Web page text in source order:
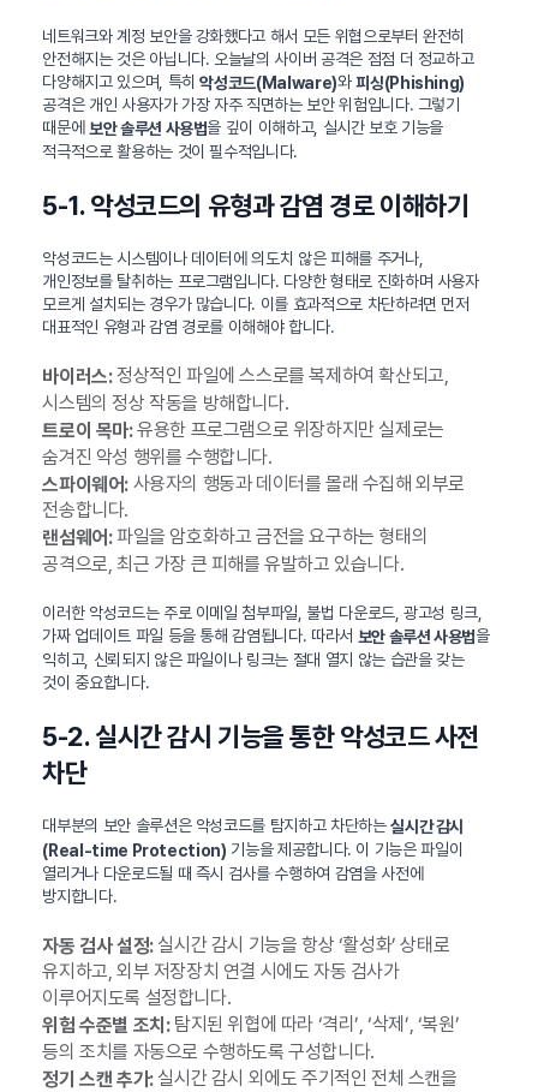
네트워크와 계정 보안을 강화했다고 해서 모든 위협으로부터 완전히
안전해지는 것은 아닙니다. 오늘날의 사이버 공격은 점점 더 정교하고
다양해지고 있으며, 특히악성코드(Malware)와피싱(Phishing)
공격은 개인 사용자가 가장 자주 직면하는 보안 위험입니다. 그렇기
때문에 보안 솔루션 사용법을 깊이 이해하고, 실시간 보호 기능을
적극적으로 활용하는 것이 필수적입니다.
5-1. 악성코드의 유형과 감염 경로 이해하기
악성코드는 시스템이나 데이터에 의도치 않은 피해를 주거나,
개인정보를 탈취하는 프로그램입니다. 다양한 형태로 진화하며 사용자
모르게 설치되는 경우가 많습니다. 이를 효과적으로 차단하려면 먼저
대표적인 유형과 감염 경로를 이해해야 합니다.
바이러스:정상적인 파일에 스스로를 복제하여 확산되고,
시스템의 정상 작동을 방해합니다.
트로이 목마:유용한 프로그램으로 위장하지만 실제로는
숨겨진 악성 행위를 수행합니다.
스파이웨어:사용자의 행동과 데이터를 몰래 수집해 외부로
전송합니다.
랜섬웨어:파일을 암호화하고 금전을 요구하는 형태의
공격으로, 최근 가장 큰 피해를 유발하고 있습니다.
이러한 악성코드는 주로 이메일 첨부파일, 불법 다운로드, 광고성 링크,
가짜 업데이트 파일 등을 통해 감염됩니다. 따라서 보안 솔루션 사용법을
익히고, 신뢰되지 않은 파일이나 링크는 절대 열지 않는 습관을 갖는
것이 중요합니다.
5-2. 실시간 감시 기능을 통한 악성코드 사전
차단
대부분의 보안 솔루션은 악성코드를 탐지하고 차단하는실시간 감시
(Real-time Protection) 기능을 제공합니다. 이 기능은 파일이
열리거나 다운로드될 때 즉시 검사를 수행하여 감염을 사전에
방지합니다.
자동 검사 설정:실시간 감시 기능을 항상 ‘활성화’ 상태로
유지하고, 외부 저장장치 연결 시에도 자동 검사가
이루어지도록 설정합니다.
위험 수준별 조치:탐지된 위협에 따라 ‘격리’, ‘삭제’, ‘복원’
등의 조치를 자동으로 수행하도록 구성합니다.
정기 스캔 추가:실시간 감시 외에도 주기적인 전체 스캔을